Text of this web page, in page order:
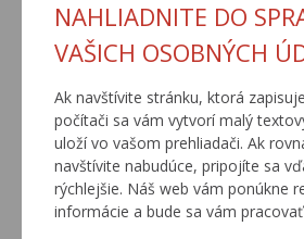
NAHLIADNITE DO
VAŠICH OSOBNÝCH
Ak navštívite stránku, ktorá
počítači sa vám vytvorí malý
uloží vo vašom prehliadači. Ak
navštívite nabudúce, pripojíte sa
rýchlejšie. Náš web vám ponúkne
informácie a bude sa vám